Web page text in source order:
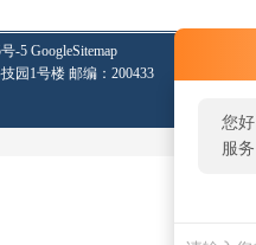
您
服
-5 GoogleSitemap
园1号楼 邮编：200433